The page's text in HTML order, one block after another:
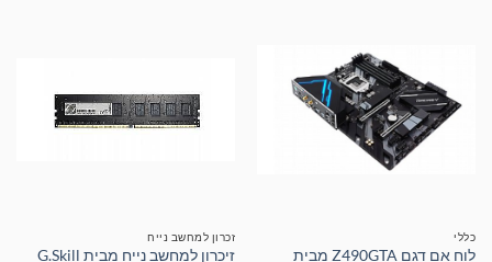
כללי
לוח אם דגם Z490GTA מבית
זכרון למחשב נייח
זיכרון למחשב נייח מבית G.Skill